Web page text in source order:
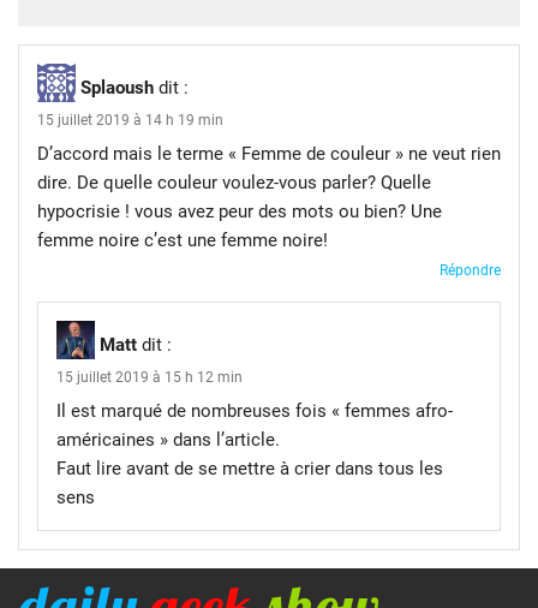
Splaoush dit :
15 juillet 2019 à 14 h 19 min
D’accord mais le terme « Femme de couleur » ne veut rien
dire. De quelle couleur voulez-vous parler? Quelle
hypocrisie ! vous avez peur des mots ou bien? Une
femme noire c’est une femme noire!
Répondre
Matt dit :
15 juillet 2019 à 15 h 12 min
Il est marqué de nombreuses fois « femmes afro-
américaines » dans l’article.
Faut lire avant de se mettre à crier dans tous les
sens